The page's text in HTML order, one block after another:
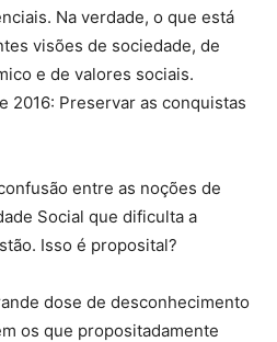
Na verdade, o que está
visões de sociedade, de
e de valores sociais.
2016: Preservar as conquistas
entre as noções de
Social que dificulta a
Isso é proposital?
dose de desconhecimento
os que propositadamente